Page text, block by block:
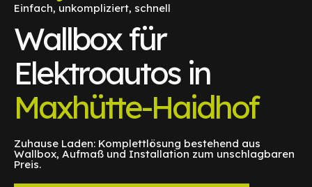
Einfach, unkompliziert, schnell
Wallbox für
Elektroautos in
Maxhütte-Haidhof
Zuhause Laden: Komplettlösung bestehend aus
Wallbox, Aufmaß und Installation zum unschlagbaren
Preis.